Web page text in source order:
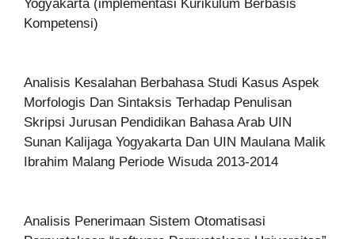
Yogyakarta (implementasi Kurikulum Berbasis
Kompetensi)
Analisis Kesalahan Berbahasa Studi Kasus Aspek
Morfologis Dan Sintaksis Terhadap Penulisan
Skripsi Jurusan Pendidikan Bahasa Arab UIN
Sunan Kalijaga Yogyakarta Dan UIN Maulana Malik
Ibrahim Malang Periode Wisuda 2013-2014
Analisis Penerimaan Sistem Otomatisasi